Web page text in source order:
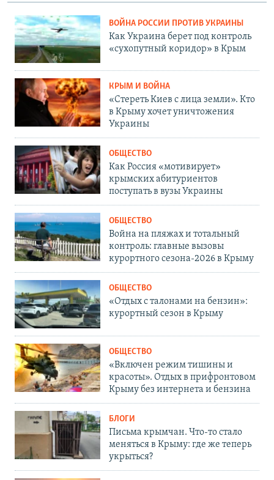
ВОЙНА РОССИИ ПРОТИВ УКРАИНЫ
Как Украина берет под контроль
«сухопутный коридор» в Крым
КРЫМ И ВОЙНА
«Стереть Киев с лица земли». Кто
в Крыму хочет уничтожения
Украины
ОБЩЕСТВО
Как Россия «мотивирует»
крымских абитуриентов
поступать в вузы Украины
ОБЩЕСТВО
Война на пляжах и тотальный
контроль: главные вызовы
курортного сезона-2026 в Крыму
ОБЩЕСТВО
«Отдых с талонами на бензин»:
курортный сезон в Крыму
ОБЩЕСТВО
«Включен режим тишины и
красоты». Отдых в прифронтовом
Крыму без интернета и бензина
БЛОГИ
Письма крымчан. Что-то стало
меняться в Крыму: где же теперь
укрыться?